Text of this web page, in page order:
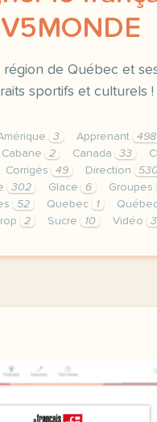
région de Québec et
sportifs et culturels !
3 Apprenant
498
Cabane 2 Canada 33
Corrigés 49 Direction
302 Glace 6 Groupes
52 Quebec 1
2 Sucre 10 Vidéo
components